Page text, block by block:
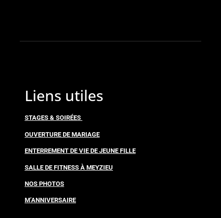
Liens utiles
STAGES & SOIRÉES
OUVERTURE DE MARIAGE
ENTERREMENT DE VIE DE JEUNE FILLE
SALLE DE FITNESS À MEYZIEU
NOS PHOTOS
M’ANNIVERSAIRE